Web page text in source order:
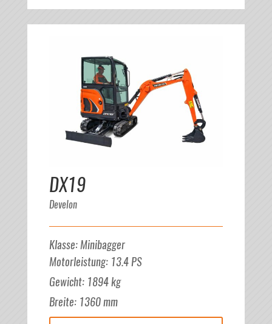
DX19
Develon
Klasse:Minibagger
Motorleistung: 13.4PS
Gewicht: 1894kg
Breite: 1360mm